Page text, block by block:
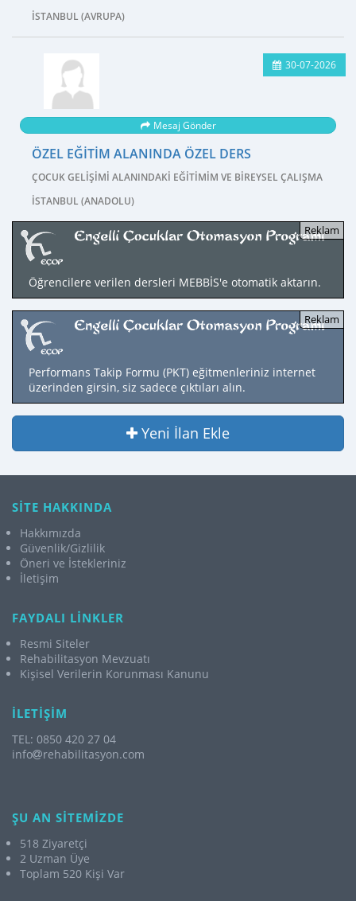
İSTANBUL (AVRUPA)
30-07-2026
Mesaj Gönder
ÖZEL EĞITIM ALANINDA ÖZEL DERS
ÇOCUK GELIŞIMI ALANINDAKI EĞITIMIM VE BIREYSEL ÇALIŞMA
İSTANBUL (ANADOLU)
Öğrencilere verilen dersleri MEBBİS'e otomatik aktarın.
Performans Takip Formu (PKT) eğitmenleriniz internet
üzerinden girsin, siz sadece çıktıları alın.
Yeni İlan Ekle
SİTE HAKKINDA
Hakkımızda
Güvenlik/Gizlilik
Öneri ve İstekleriniz
İletişim
FAYDALI LİNKLER
Resmi Siteler
Rehabilitasyon Mevzuatı
Kişisel Verilerin Korunması Kanunu
İLETİŞİM
TEL: 0850 420 27 04
info
rehabilitasyon.com
ŞU AN SİTEMİZDE
518 Ziyaretçi
2 Uzman Üye
Toplam 520 Kişi Var